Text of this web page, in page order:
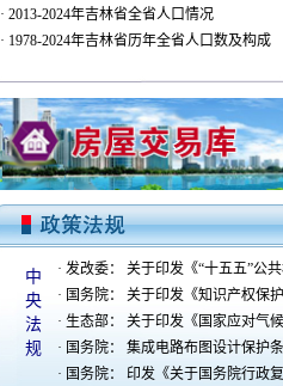
· 2013-2024年吉林省全省人口情况
· 1978-2024年吉林省历年全省人口数及构成
中
央
法
规
· 发改委： 关于印发《“十五五”公
· 国务院： 关于印发《知识产权保
· 生态部： 关于印发《国家应对气
· 国务院： 集成电路布图设计保护
· 国务院： 印发《关于国务院行政